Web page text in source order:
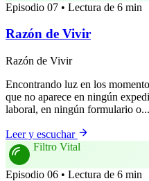
Episodio 07 • Lectura de 6 min
Razón de Vivir
Razón de Vivir
Encontrando luz en los
que no aparece en ningún
laboral, en ningún formulario o...
Leer y escuchar
Filtro Vital
Episodio 06 • Lectura de 6 min